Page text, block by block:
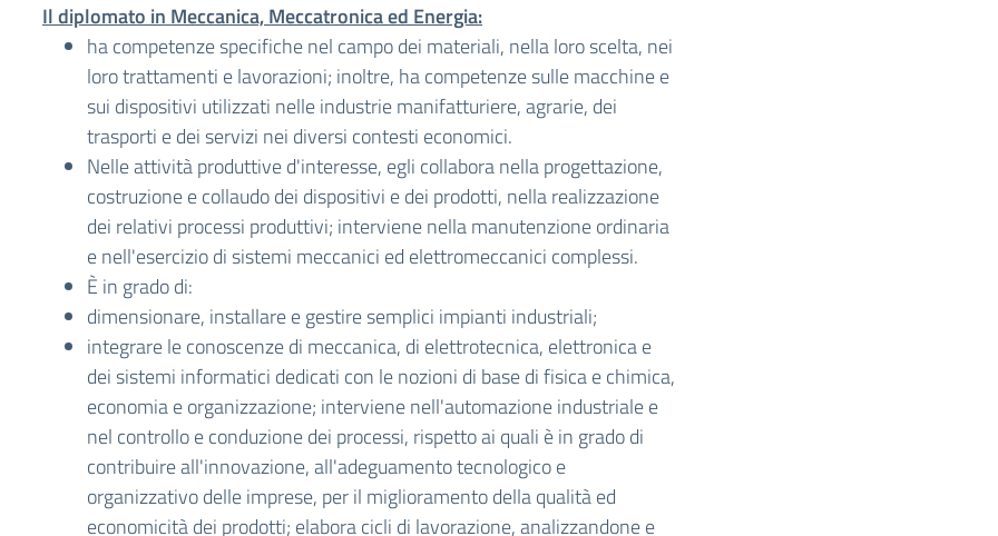
Il diplomato in Meccanica, Meccatronica ed Energia:
ha competenze specifiche nel campo dei materiali, nella loro scelta, nei
loro trattamenti e lavorazioni; inoltre, ha competenze sulle macchine e
sui dispositivi utilizzati nelle industrie manifatturiere, agrarie, dei
trasporti e dei servizi nei diversi contesti economici.
Nelle attività produttive d'interesse, egli collabora nella progettazione,
costruzione e collaudo dei dispositivi e dei prodotti, nella realizzazione
dei relativi processi produttivi; interviene nella manutenzione ordinaria
e nell'esercizio di sistemi meccanici ed elettromeccanici complessi.
È in grado di:
dimensionare, installare e gestire semplici impianti industriali;
integrare le conoscenze di meccanica, di elettrotecnica, elettronica e
dei sistemi informatici dedicati con le nozioni di base di fisica e chimica,
economia e organizzazione; interviene nell'automazione industriale e
nel controllo e conduzione dei processi, rispetto ai quali è in grado di
contribuire all'innovazione, all'adeguamento tecnologico e
organizzativo delle imprese, per il miglioramento della qualità ed
economicità dei prodotti; elabora cicli di lavorazione, analizzandone e